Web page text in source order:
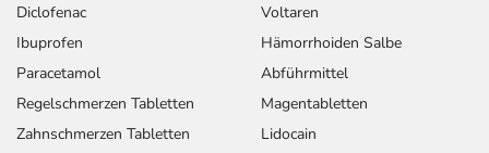
Diclofenac
Ibuprofen
Paracetamol
Regelschmerzen Tabletten
Zahnschmerzen Tabletten
Voltaren
Hämorrhoiden Salbe
Abführmittel
Magentabletten
Lidocain